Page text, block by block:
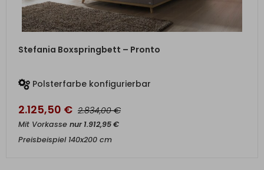
Stefania Boxspringbett – Pronto
Polsterfarbe konfigurierbar
2.125,50 € 2.834,00€
Mit Vorkasse nur1.912,95€
Preisbeispiel 140x200 cm